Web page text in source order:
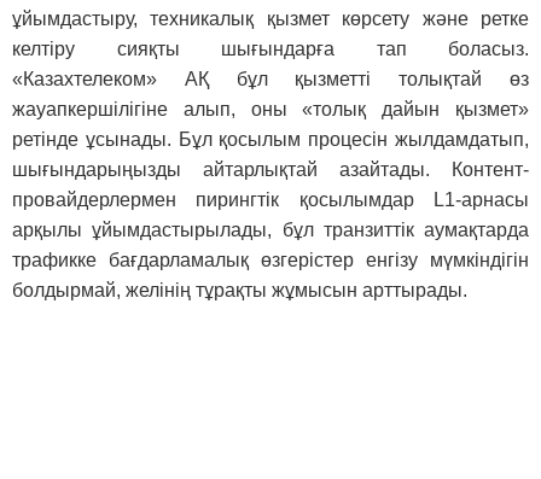
ұйымдастыру, техникалық қызмет көрсету және ретке
келтіру сияқты шығындарға тап боласыз.
«Казахтелеком» АҚ бұл қызметті толықтай өз
жауапкершілігіне алып, оны «толық дайын қызмет»
ретінде ұсынады. Бұл қосылым процесін жылдамдатып,
шығындарыңызды айтарлықтай азайтады. Контент-
провайдерлермен пирингтік қосылымдар L1-арнасы
арқылы ұйымдастырылады, бұл транзиттік аумақтарда
трафикке бағдарламалық өзгерістер енгізу мүмкіндігін
болдырмай, желінің тұрақты жұмысын арттырады.